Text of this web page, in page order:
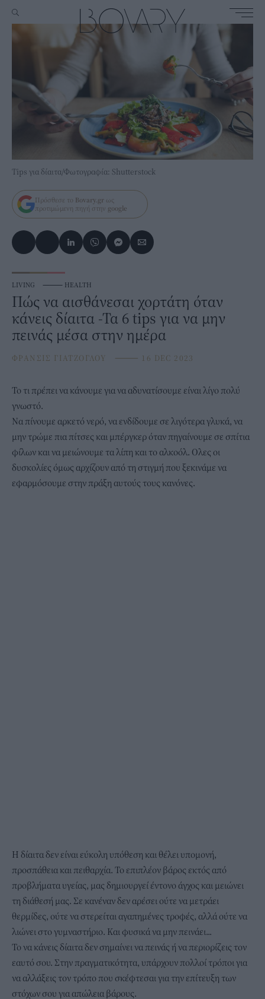
Tips για δίαιτα/Φωτογραφία: Shutterstock
Πρόσθεσε το Bovary.gr ως
προτιμώμενη πηγή στην google
LIVING ⸻ HEALTH
Πώς να αισθάνεσαι χορτάτη όταν
κάνεις δίαιτα -Τα 6 tips για να μην
πεινάς μέσα στην ημέρα
ΦΡΑΝΣΙΣ ΓΙΑΤΖΟΓΛΟΥ ⸻ 16 DEC 2023
Το τι πρέπει να κάνουμε για να αδυνατίσουμε είναι λίγο πολύ
γνωστό.
Να πίνουμε αρκετό νερό, να ενδίδουμε σε λιγότερα γλυκά, να
μην τρώμε πια πίτσες και μπέργκερ όταν πηγαίνουμε σε σπίτια
φίλων και να μειώνουμε τα λίπη και το αλκοόλ. Ολες οι
δυσκολίες όμως αρχίζουν από τη στιγμή που ξεκινάμε να
εφαρμόσουμε στην πράξη αυτούς τους κανόνες.
Η δίαιτα δεν είναι εύκολη υπόθεση και θέλει υπομονή,
προσπάθεια και πειθαρχία. Το επιπλέον βάρος εκτός από
προβλήματα υγείας, μας δημιουργεί έντονο άγχος και μειώνει
τη διάθεσή μας. Σε κανέναν δεν αρέσει ούτε να μετράει
θερμίδες, ούτε να στερείται αγαπημένες τροφές, αλλά ούτε να
λιώνει στο γυμναστήριο. Και φυσικά να μην πεινάει...
Το να κάνεις δίαιτα δεν σημαίνει να πεινάς ή να περιορίζεις τον
εαυτό σου. Στην πραγματικότητα, υπάρχουν πολλοί τρόποι για
να αλλάξεις τον τρόπο που σκέφτεσαι για την επίτευξη των
στόχων σου για απώλεια βάρους.